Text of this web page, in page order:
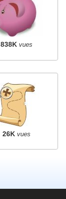
838K vues
26K vues